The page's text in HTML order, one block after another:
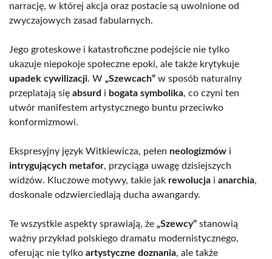
narrację, w której akcja oraz postacie są uwolnione od
zwyczajowych zasad fabularnych.
Jego groteskowe i katastroficzne podejście nie tylko
ukazuje niepokoje społeczne epoki, ale także krytykuje
upadek cywilizacji. W „Szewcach” w sposób naturalny
przeplatają się absurd i bogata symbolika, co czyni ten
utwór manifestem artystycznego buntu przeciwko
konformizmowi.
Ekspresyjny język Witkiewicza, pełen neologizmów i
intrygujących metafor, przyciąga uwagę dzisiejszych
widzów. Kluczowe motywy, takie jak rewolucja i anarchia,
doskonale odzwierciedlają ducha awangardy.
Te wszystkie aspekty sprawiają, że „Szewcy” stanowią
ważny przykład polskiego dramatu modernistycznego,
oferując nie tylko artystyczne doznania, ale także